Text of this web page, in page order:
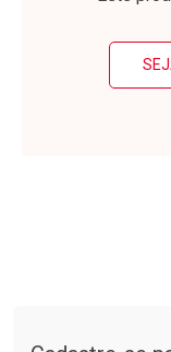
Por R$ 61,55/cada